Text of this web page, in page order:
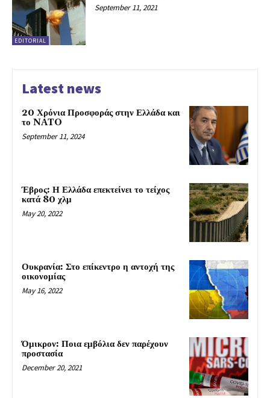
EDITORIAL
September 11, 2021
Latest news
20 Χρόνια Προσφοράς στην Ελλάδα και
το NATO
September 11, 2024
Έβρος: Η Ελλάδα επεκτείνει το τείχος
κατά 80 χλμ
May 20, 2022
Ουκρανία: Στο επίκεντρο η αντοχή της
οικονομίας
May 16, 2022
Όμικρον: Ποια εμβόλια δεν παρέχουν
προστασία
December 20, 2021